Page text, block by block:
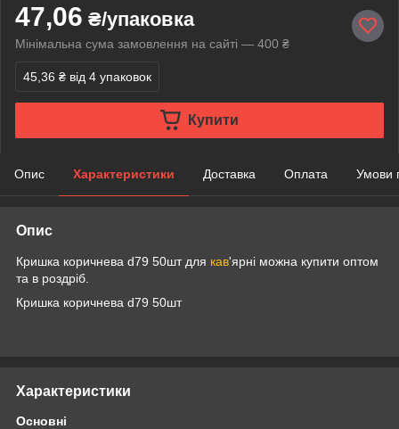
47,06 ₴/упаковка
Мінімальна сума замовлення на сайті — 400 ₴
45,36 ₴ від 4 упаковок
Купити
Опис Характеристики Доставка Оплата Умови
Опис
Кришка коричнева d79 50шт для кав'ярні можна купити оптом
та в роздріб.
Кришка коричнева d79 50шт
Характеристики
Основні